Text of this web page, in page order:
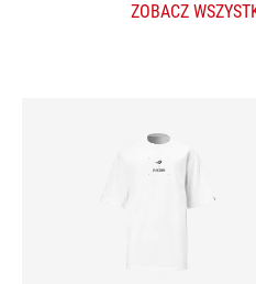
ZOBACZ
APPAREL